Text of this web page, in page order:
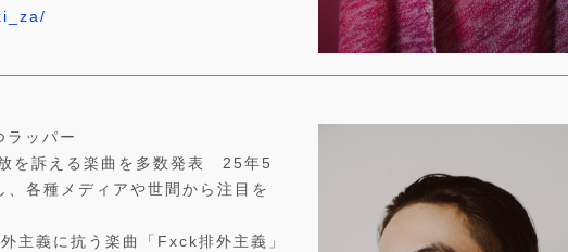
ラッパー
を訴える楽曲を多数発表 25年5
各種メディアや世間から注目を
主義に抗う楽曲「Fxck排外主義」